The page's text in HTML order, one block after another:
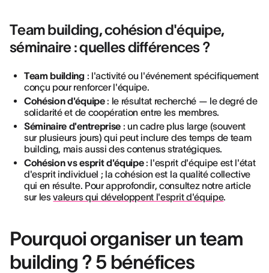
Team building, cohésion d'équipe,
séminaire : quelles différences ?
Team building : l'activité ou l'événement spécifiquement
conçu pour renforcer l'équipe.
Cohésion d'équipe: le résultat recherché — le degré de
solidarité et de coopération entre les membres.
Séminaire d'entreprise: un cadre plus large (souvent
sur plusieurs jours) qui peut inclure des temps de team
building, mais aussi des contenus stratégiques.
Cohésion vs esprit d'équipe: l'esprit d'équipe est l'état
d'esprit individuel ; la cohésion est la qualité collective
qui en résulte. Pour approfondir, consultez notre article
sur lesvaleurs qui développent l'esprit d'équipe.
Pourquoi organiser un team
building ? 5 bénéfices